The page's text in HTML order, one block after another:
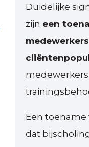
Duidelijke
zijn een
Een toename
dat